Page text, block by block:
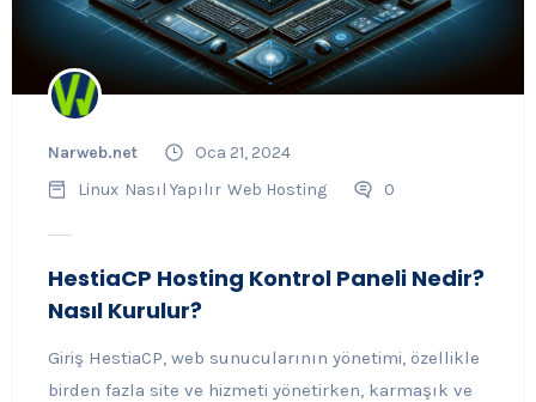
Narweb.net
Oca 21, 2024
Linux Nasıl Yapılır Web Hosting 0
HestiaCP Hosting Kontrol Paneli Nedir?
Nasıl Kurulur?
Giriş HestiaCP, web sunucularının yönetimi, özellikle
birden fazla site ve hizmeti yönetirken, karmaşık ve